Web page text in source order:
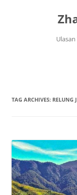
TAG ARCHIVES: RELUNG